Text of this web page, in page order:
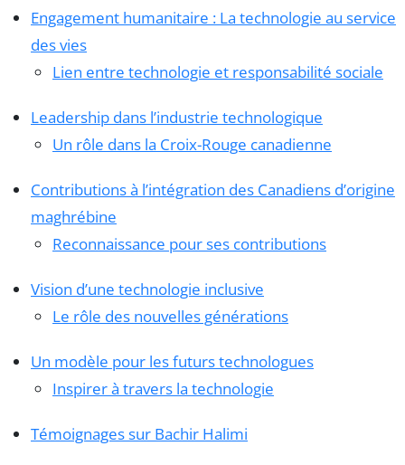
Engagement humanitaire : La technologie au service
des vies
Lien entre technologie et responsabilité sociale
Leadership dans l’industrie technologique
Un rôle dans la Croix-Rouge canadienne
Contributions à l’intégration des Canadiens d’origine
maghrébine
Reconnaissance pour ses contributions
Vision d’une technologie inclusive
Le rôle des nouvelles générations
Un modèle pour les futurs technologues
Inspirer à travers la technologie
Témoignages sur Bachir Halimi